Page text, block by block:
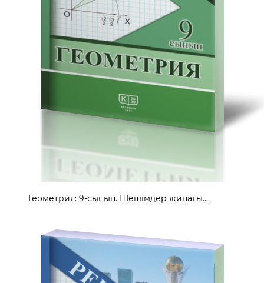
Геометрия: 9-сынып. Шешімдер жинағы....